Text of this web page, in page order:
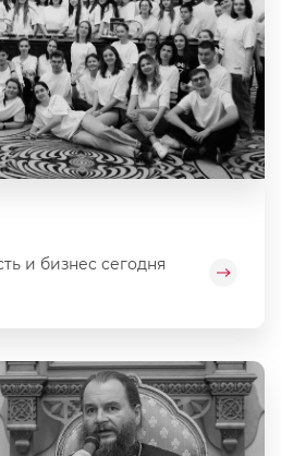
и бизнес сегодня